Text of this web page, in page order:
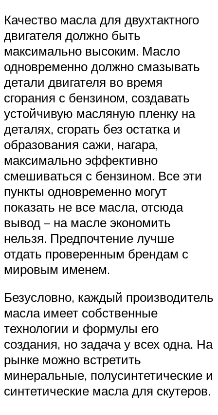
Качество масла для двухтактного
двигателя должно быть
максимально высоким. Масло
одновременно должно смазывать
детали двигателя во время
сгорания с бензином, создавать
устойчивую масляную пленку на
деталях, сгорать без остатка и
образования сажи, нагара,
максимально эффективно
смешиваться с бензином. Все эти
пункты одновременно могут
показать не все масла, отсюда
вывод – на масле экономить
нельзя. Предпочтение лучше
отдать проверенным брендам с
мировым именем.
Безусловно, каждый производитель
масла имеет собственные
технологии и формулы его
создания, но задача у всех одна. На
рынке можно встретить
минеральные, полусинтетические и
синтетические масла для скутеров.